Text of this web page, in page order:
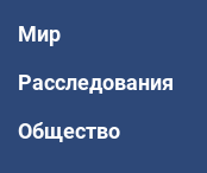
Мир
Расследования
Общество